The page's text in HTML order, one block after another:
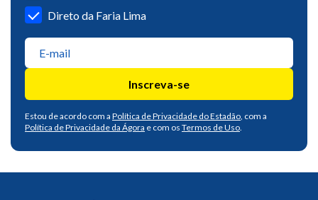
Direto da Faria Lima
Inscreva-se
Estou de acordo com a Política de Privacidade do Estadão, com a
Política de Privacidade da Ágora e com os Termos de Uso.